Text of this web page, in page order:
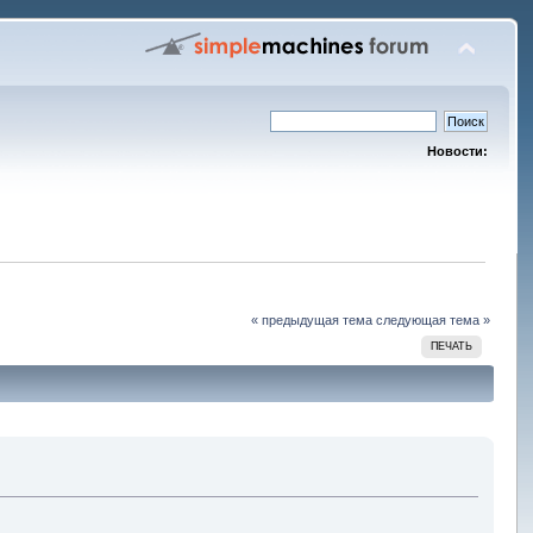
Новости:
« предыдущая тема следующая тема »
ПЕЧАТЬ